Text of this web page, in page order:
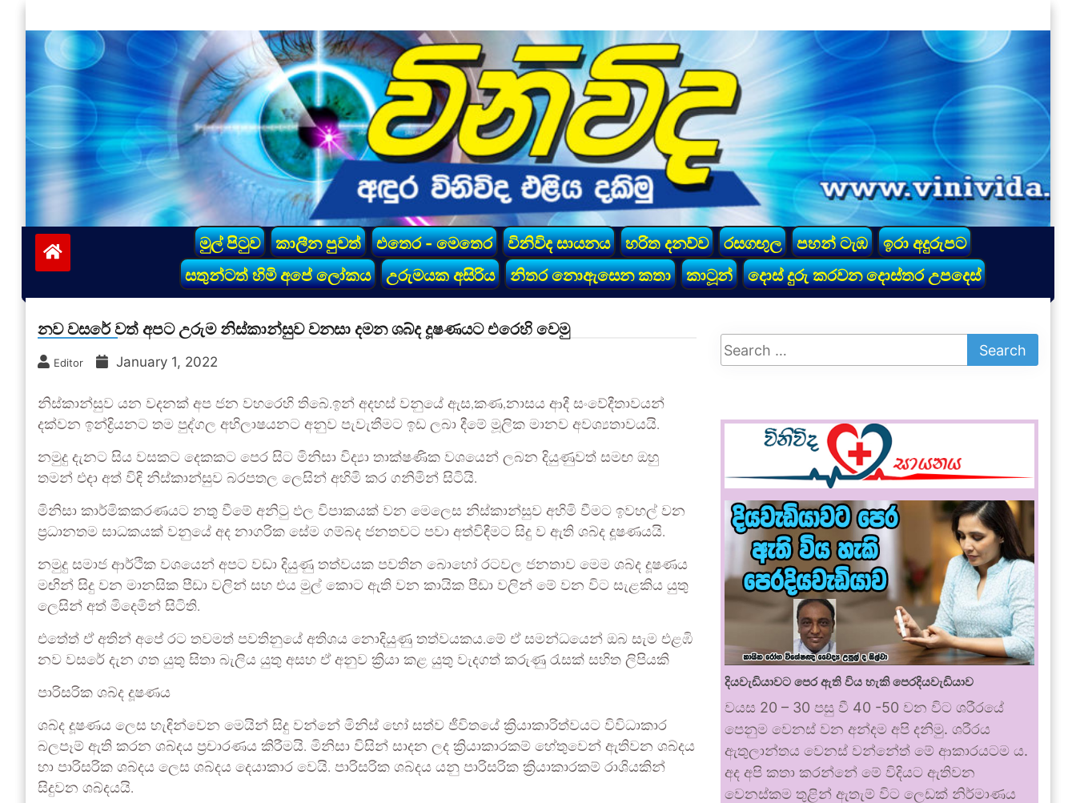
to
content
vinivida.lk
මුල් පිටුව කාලීන පුවත් එතෙර - මෙතෙර විනිවිද සායනය හරිත දනව්ව රසගඟුල පහන් ටැඹ
ඉරා අදුරුපට
සතුන්ටත් හිමි අපේ ලෝකය
උරුමයක අසිරිය නිතර නොඇසෙන කතා කාටූන් දොස් දුරු කරවන දොස්තර උපදෙස්
නව වසරේ වත් අපට උරුම නිස්කාන්සුව වනසා දමන ශබ්ද දූෂණයට එරෙහි වෙමු
Editor January 1, 2022
නිස්කාන්සුව යන වදනක් අප ජන වහරෙහි තිබේ.ඉන් අදහස් වනුයේ ඇස,කණ,නාසය ආදී සංවේදීතාවයන්
දක්වන ඉන්ද්‍රියනට තම පුද්ගල අභිලාෂයනට අනුව පැවැතීමට ඉඩ ලබා දීමේ මූලික මානව අවශ්‍යතාවයයි.
නමුදු දැනට සිය වසකට දෙකකට පෙර සිට මිනිසා විද්‍යා තාක්ෂණික වශයෙන් ලබන දියුණුවත් සමඟ ඔහු
තමන් එදා අත් විඳි නිස්කාන්සුව බරපතල ලෙසින් අහිමි කර ගනිමින් සිටියි.
මිනිසා කාර්මිකකරණයට නතු වීමේ අනිටු ඵල විපාකයක් වන මෙලෙස නිස්කාන්සුව අහිමි වීමට ඉවහල් වන
ප්‍රධානතම සාධකයක් වනුයේ අද නාගරික සේම ගම්බද ජනතවට පවා අත්විඳීමට සිදු ව ඇති ශබ්ද දූෂණයයි.
නමුදු සමාජ ආර්ථික වශයෙන් අපට වඩා දියුණු තත්වයක පවතින බොහෝ රටවල ජනතාව මෙම ශබ්ද දූෂණය
මඟින් සිදු වන මානසික පීඩා වලින් සහ එය මුල් කොට ඇති වන කායික පීඩා වලින් මේ වන විට සැළකිය යුතු
ලෙසින් අත් මිදෙමින් සිටිති.
එතේත් ඒ අතින් අපේ රට තවමත් පවතිනුයේ අතිශය නොදියුණු තත්වයකය.මේ ඒ සමන්ධයෙන් ඔබ සැම එළඹි
නව වසරේ දැන ගත යුතු සිතා බැලිය යුතු අසහ ඒ අනුව ක්‍රියා කළ යුතු වැදගත් කරුණු රැසක් සහිත ලිපියකි
පාරිසරික ශබ්ද දූෂණය
ශබ්ද දූෂණය ලෙස හැඳින්වෙන මෙයින් සිදු වන්නේ මිනිස් හෝ සත්ව ජීවිතයේ ක්‍රියාකාරිත්වයට විවිධාකාර
බලපෑම් ඇති කරන ශබ්දය ප්‍රචාරණය කිරීමයි. මිනිසා විසින් සාදන ලද ක්‍රියාකාරකම් හේතුවෙන් ඇතිවන ශබ්දය
හා පාරිසරික ශබ්දය ලෙස ශබ්දය දෙයාකාර වෙයි. පාරිසරික ශබ්දය යනු පාරිසරික ක්‍රියාකාරකම් රාශියකින්
සිදුවන ශබ්දයයි.
දියවැඩියාවට පෙර ඇති විය හැකි පෙරදියවැඩියාව
වයස 20 – 30 පසු වී 40 -50 වන විට ශරීරයේ
පෙනුම වෙනස් වන අන්දම අපි දනිමු. ශරීරය
ඇතුලාන්තය වෙනස් වන්නේත් මේ ආකාරයටම ය.
අද අපි කතා කරන්නේ මේ විදියට ඇතිවන
වෙනස්කම තුළින් ඇතැම් විට ලෙඩක් නිර්මාණය